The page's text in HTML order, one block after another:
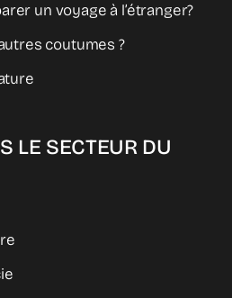
un voyage à l’étranger?
coutumes ?
LE SECTEUR DU